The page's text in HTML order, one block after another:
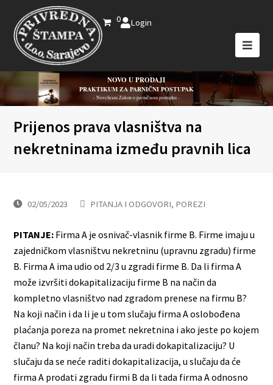
0 Login
NOVO U PRODAJI
PRAKTIKUM ZA PARNIČNI POSTUPAK
- Novelirani Zakon o parničnom postupku -
Prijenos prava vlasništva na
nekretninama između pravnih lica
02/05/2023 PITANJA I ODGOVORI, POREZI
PITANJE: Firma A je osnivač-vlasnik firme B. Firme imaju u
zajedničkom vlasništvu nekretninu (upravnu zgradu) firme
B. Firma A ima udio od 2/3 u zgradi firme B. Da li firma A
može izvršiti dokapitalizaciju firme B na način da
kompletno vlasništvo nad zgradom prenese na firmu B?
Na koji način i da li je u tom slučaju firma A oslobođena
plaćanja poreza na promet nekretnina i ako jeste po kojem
članu? Na koji način treba da uradi dokapitalizaciju? U
slučaju da se neće raditi dokapitalizacija, u slučaju da će
firma A prodati zgradu firmi B da li tada firma A odnosno